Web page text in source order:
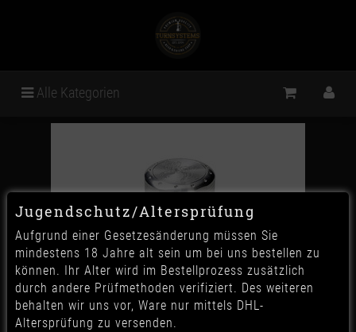
Alle Kategorien
Jugendschutz/Altersprüfung
Aufgrund einer Gesetzesänderung müssen Sie
mindestens 18 Jahre alt sein um bei uns bestellen zu
können. Ihr Alter wird im Bestellprozess zusätzlich
durch andere Prüfmethoden verifiziert. Des weiteren
behalten wir uns vor, Ware nur mittels DHL-
Altersprüfung zu versenden.